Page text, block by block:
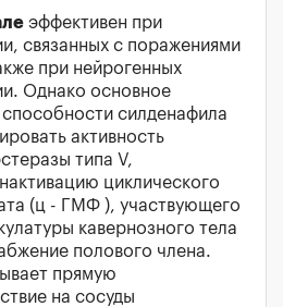
эффективен при
связанных с поражениями
при нейрогенных
Однако основное
силденафила
активность
типа V,
циклического
(ц - ГМФ ), участвующего
кавернозного тела
полового члена.
прямую
на сосуды